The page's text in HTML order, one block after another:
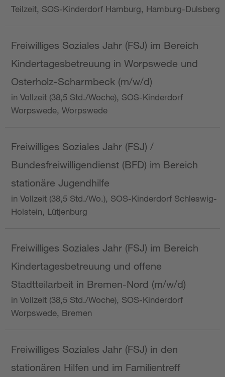
Teilzeit, SOS-Kinderdorf Hamburg, Hamburg-Dulsberg
Freiwilliges Soziales Jahr (FSJ) im Bereich
Kindertagesbetreuung in Worpswede und
Osterholz-Scharmbeck (m/w/d)
in Vollzeit (38,5 Std./Woche), SOS-Kinderdorf
Worpswede, Worpswede
Freiwilliges Soziales Jahr (FSJ) /
Bundesfreiwilligendienst (BFD) im Bereich
stationäre Jugendhilfe
in Vollzeit (38,5 Std./Wo.), SOS-Kinderdorf Schleswig-
Holstein, Lütjenburg
Freiwilliges Soziales Jahr (FSJ) im Bereich
Kindertagesbetreuung und offene
Stadtteilarbeit in Bremen-Nord (m/w/d)
in Vollzeit (38,5 Std./Woche), SOS-Kinderdorf
Worpswede, Bremen
Freiwilliges Soziales Jahr (FSJ) in den
stationären Hilfen und im Familientreff